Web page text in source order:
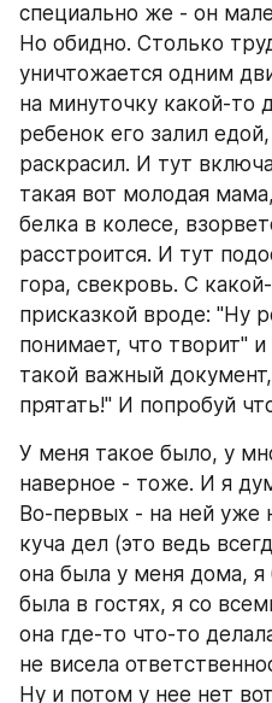
специально же - он
Но обидно. Столько
уничтожается одним
на минуточку какой-то
ребенок его залил
раскрасил. И тут
такая вот молодая
белка в колесе,
расстроится. И тут
гора, свекровь. С
присказкой вроде: "Ну
понимает, что творит"
такой важный
прятать!" И попробуй
У меня такое было, у
наверное - тоже. И я
Во-первых - на ней уже
куча дел (это ведь
она была у меня дома, я
была в гостях, я со
она где-то что-то
не висела
Ну и потом у нее нет